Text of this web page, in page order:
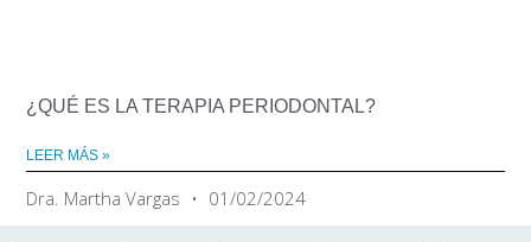
¿QUÉ ES LA TERAPIA PERIODONTAL?
LEER MÁS »
Dra. Martha Vargas 01/02/2024